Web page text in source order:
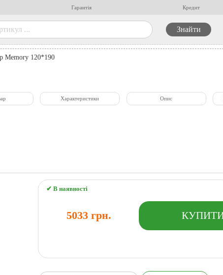
Гарантія Кредит
Memory 120*190
Характеристики Опис
✔ В наявності
5033 грн.